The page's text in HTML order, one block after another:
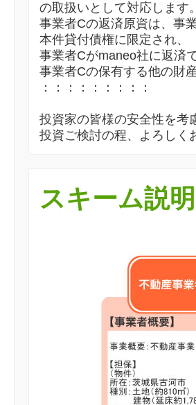
の取扱いとして対応します。
事業者Cの返済原資は、事
本件貸付債権に限定され、
事業者Cがmaneo社に返済
事業者Cの保有する他の財
：：：：：：：：：
投資家の皆様の安全性を考
投資ご検討の程、よろしく
スキーム説明